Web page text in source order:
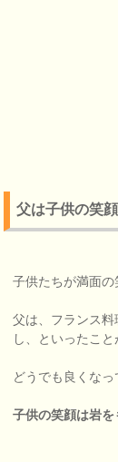
父は子供の笑
子供たちが満面の
父は、フランス
し、といったこと
どうでも良くなっ
子供の笑顔は岩を